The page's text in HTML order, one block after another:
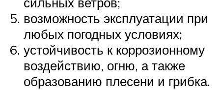
возможность эксплуатации при
любых погодных условиях;
устойчивость к коррозионному
воздействию, огню, а также
образованию плесени и грибка.